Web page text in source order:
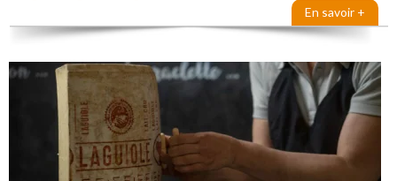
En savoir +